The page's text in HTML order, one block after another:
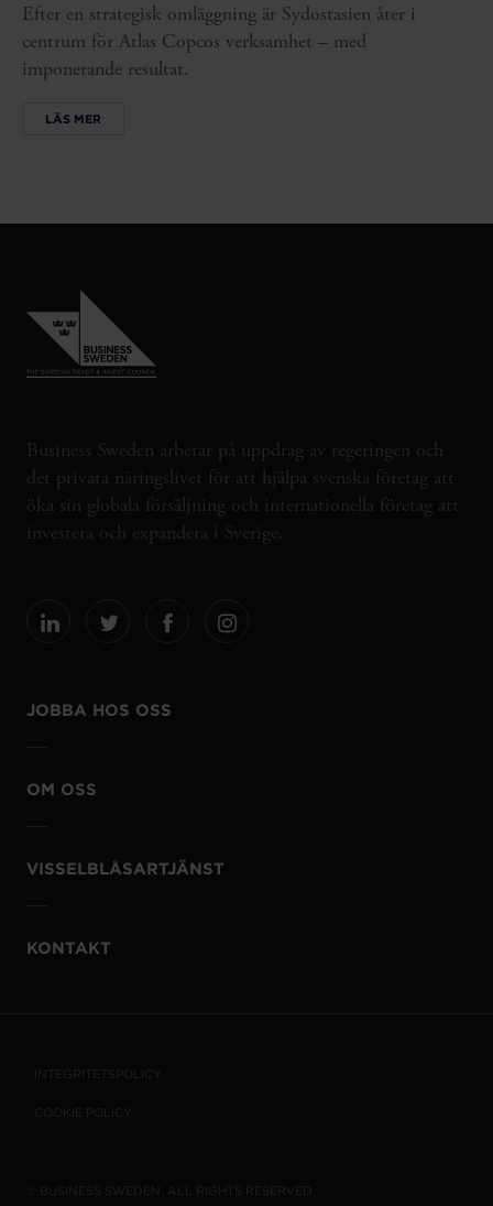
Efter en strategisk omläggning är Sydostasien åter i
centrum för Atlas Copcos verksamhet – med
imponerande resultat.
LÄS MER
Business Sweden arbetar på uppdrag av regeringen och
det privata näringslivet för att hjälpa svenska företag att
öka sin globala försäljning och internationella företag att
investera och expandera i Sverige.
JOBBA HOS OSS
OM OSS
VISSELBLÅSARTJÄNST
KONTAKT
INTEGRITETSPOLICY
COOKIE POLICY
© BUSINESS SWEDEN. ALL RIGHTS RESERVED